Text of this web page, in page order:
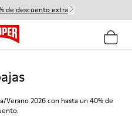
de descuento extra
Verano 2026 con hasta un 40% de